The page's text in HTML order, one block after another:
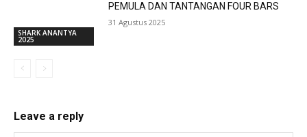
SHARK ANANTYA
2025
PEMULA DAN TANTANGAN FOUR BARS
31 Agustus 2025
Leave a reply